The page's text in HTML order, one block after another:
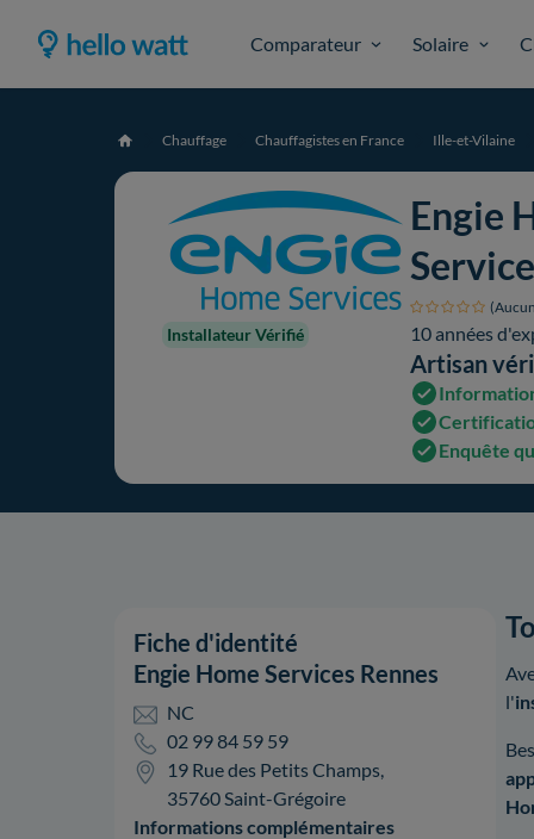
Comparateur Solaire
Accueil Chauffage Chauffagistes en France Ille-et-Vilaine
Installateur Vérifié
Engie
10 années
Artisan
Enquête
Fiche d'identité
Engie Home Services Rennes
NC
02 99 84 59 59
19 Rue des Petits Champs,
35760 Saint-Grégoire
Informations complémentaires
l'